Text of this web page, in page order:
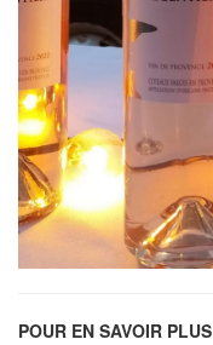
POUR EN SAVOIR PLUS